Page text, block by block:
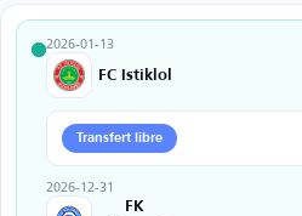
2026-01-13
FC Istiklol
Transfert libre
2026-12-31
FK